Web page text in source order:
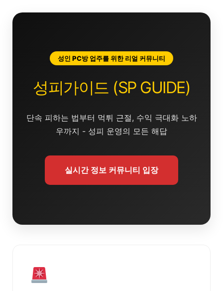
성인 PC방 업주를 위한 리얼 커뮤니티
성피가이드 (SP GUIDE)
단속 피하는 법부터 먹튀 근절, 수익 극대화 노하
우까지 - 성피 운영의 모든 해답
실시간 정보 커뮤니티 입장